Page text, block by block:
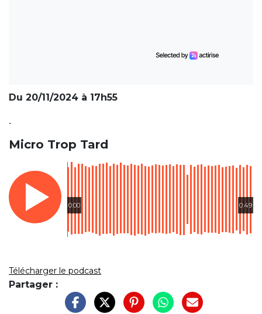
Du 20/11/2024 à 17h55
.
Micro Trop Tard
0:00 0:49
Télécharger le podcast
Partager :